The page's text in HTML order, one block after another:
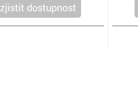
zjistit dostupnost